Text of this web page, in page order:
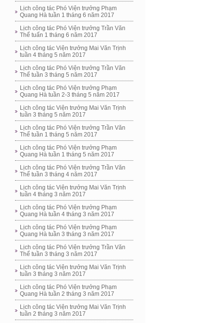
Lịch công tác Phó Viện trưởng Phạm
Quang Hà tuần 1 tháng 6 năm 2017
Lịch công tác Phó Viện trưởng Trần Văn
Thể tuấn 1 tháng 6 năm 2017
Lịch công tác Viện trưởng Mai Văn Trịnh
tuần 4 tháng 5 năm 2017
Lịch công tác Phó Viện trưởng Trần Văn
Thể tuần 3 tháng 5 năm 2017
Lịch công tác Phó Viện trưởng Phạm
Quang Hà tuần 2-3 tháng 5 năm 2017
Lịch công tác Viện trưởng Mai Văn Trịnh
tuần 3 tháng 5 năm 2017
Lịch công tác Phó Viện trưởng Trần Văn
Thể tuần 1 tháng 5 năm 2017
Lịch công tác Phó Viện trưởng Phạm
Quang Hà tuần 1 tháng 5 năm 2017
Lịch công tác Phó Viện trưởng Trần Văn
Thể tuần 3 tháng 4 năm 2017
Lịch công tác Viện trưởng Mai Văn Trịnh
tuần 4 tháng 3 năm 2017
Lịch công tác Phó Viện trưởng Phạm
Quang Hà tuần 4 tháng 3 năm 2017
Lịch công tác Phó Viện trưởng Phạm
Quang Hà tuần 3 tháng 3 năm 2017
Lịch công tác Phó Viện trưởng Trần Văn
Thể tuần 3 tháng 3 năm 2017
Lịch công tác Viện trưởng Mai Văn Trịnh
tuần 3 tháng 3 năm 2017
Lịch công tác Phó Viện trưởng Phạm
Quang Hà tuần 2 tháng 3 năm 2017
Lịch công tác Viện trưởng Mai Văn Trịnh
tuần 2 tháng 3 năm 2017